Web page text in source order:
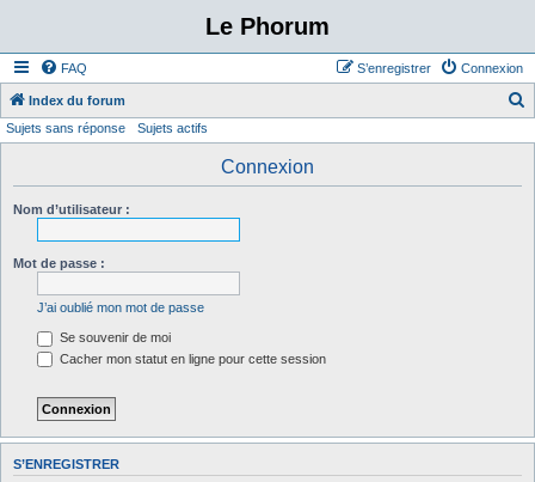
Le Phorum
FAQ Connexion
S’enregistrer
Index du forum
Sujets sans réponse Sujets actifs
Connexion
Nom d’utilisateur :
Mot de passe :
J’ai oublié mon mot de passe
Se souvenir de moi
Cacher mon statut en ligne pour cette session
S’ENREGISTRER